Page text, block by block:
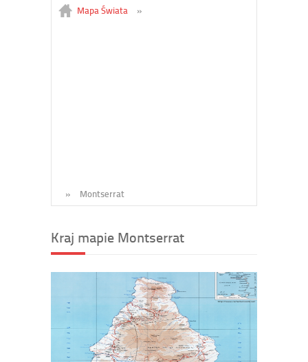
Mapa Świata »
» Montserrat
Kraj mapie Montserrat